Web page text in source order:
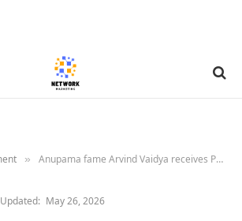
» Anupama fame Arvind Vaidya receives Padma Shri from President Droupadi Murmu
Updated: May 26, 2026